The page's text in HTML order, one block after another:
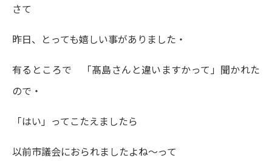
さて
昨日、とっても嬉しい事がありました・
有るところで 「髙島さんと違いますかって」聞かれた
ので・
「はい」ってこたえましたら
以前市議会におられましたよね～って